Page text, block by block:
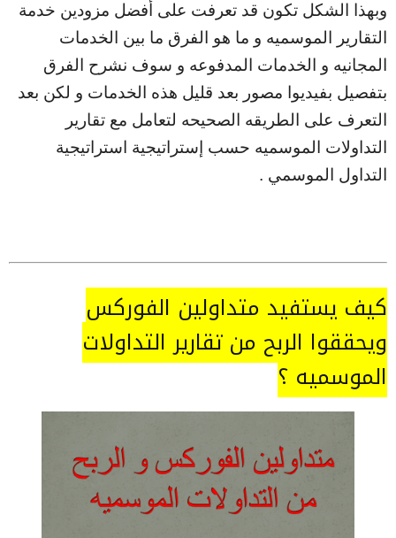
وبهذا الشكل تكون قد تعرفت على أفضل مزودين خدمة
التقارير الموسميه و ما هو الفرق ما بين الخدمات
المجانيه و الخدمات المدفوعه و سوف نشرح الفرق
بتفصيل بفيديوا مصور بعد قليل هذه الخدمات و لكن بعد
التعرف على الطريقه الصحيحه لتعامل مع تقارير
التداولات الموسميه حسب إستراتيجية استراتيجية
التداول الموسمي .
كيف يستفيد متداولين الفوركس
ويحققوا الربح من تقارير التداولات
الموسميه ؟